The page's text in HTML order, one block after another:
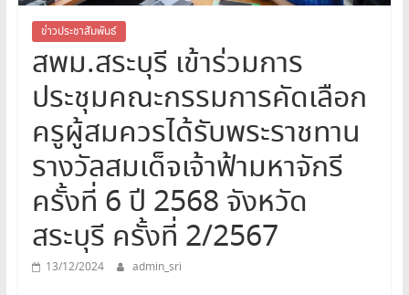
เขต
พื้นที่
การ
ศึกษา
มัธยมศึกษา
สระบุรี
ข่าวประชาสัมพันธ์
สพม.สระบุรี เข้าร่วมการ
ประชุมคณะกรรมการคัดเลือก
ครูผู้สมควรได้รับพระราชทาน
รางวัลสมเด็จเจ้าฟ้ามหาจักรี
ครั้งที่ 6 ปี 2568 จังหวัด
สระบุรี ครั้งที่ 2/2567
13/12/2024 admin_sri